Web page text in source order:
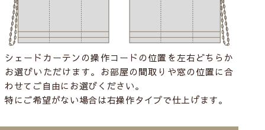
シェードカーテンの操作コードの位置を左右どちらか
お選びいただけます。お部屋の間取りや窓の位置に合
わせてご自由にお選びください。
特にご希望がない場合は右操作タイプで仕上げます。